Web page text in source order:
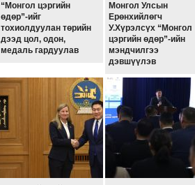
“Монгол цэргийн
өдөр”-ийг
тохиолдуулан төрийн
дээд цол, одон,
медаль гардуулав
Монгол Улсын
Ерөнхийлөгч
У.Хүрэлсүх “Монгол
цэргийн өдөр”-ийн
мэндчилгээ
дэвшүүлэв